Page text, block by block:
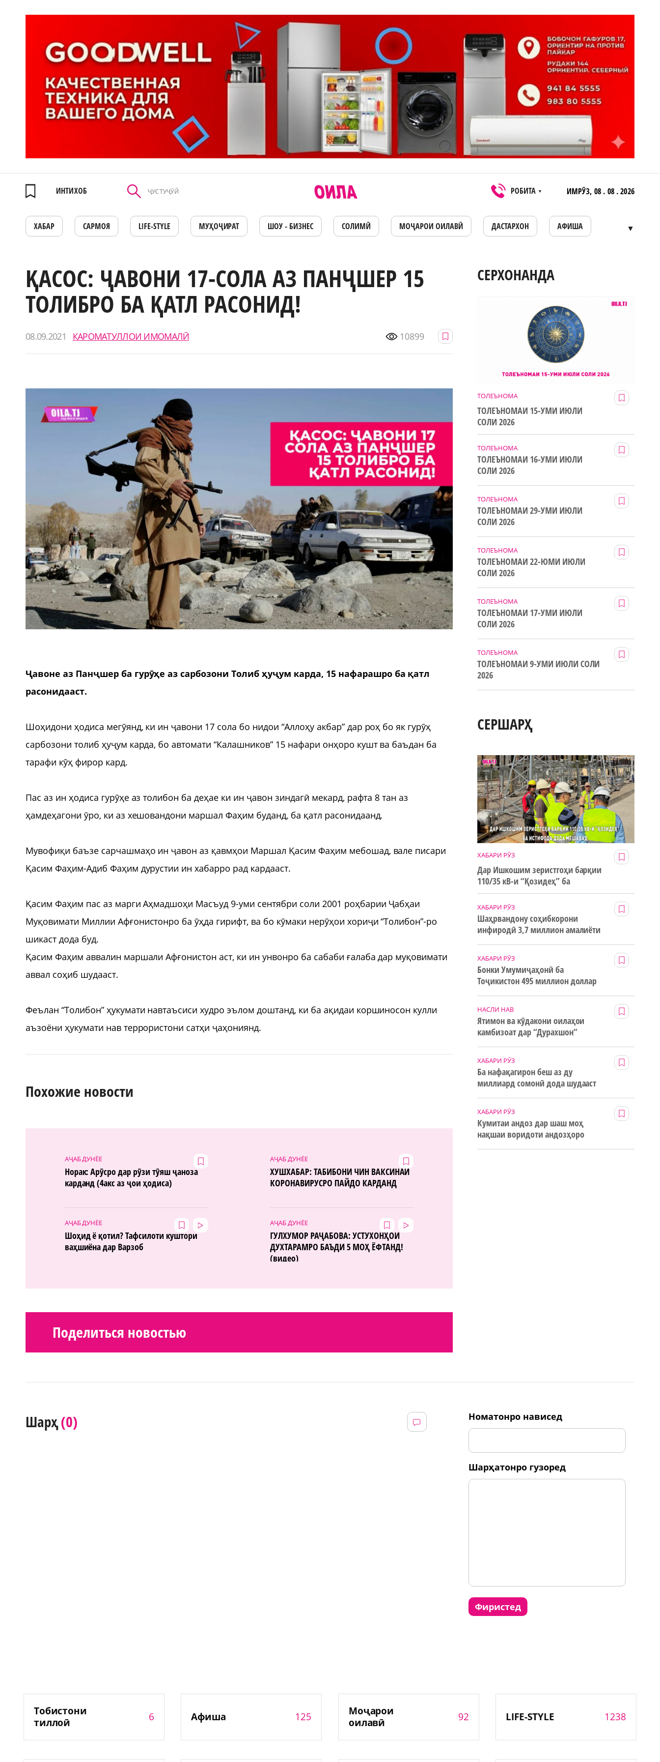
ИНТИХОБ РОБИТА ▼ ИМРӮЗ, 08 . 08 . 2026
ХАБАР САРМОЯ LIFE-STYLE МУҲОҶИРАТ ШОУ - БИЗНЕС СОЛИМӢ МОҶАРОИ ОИЛАВӢ ДАСТАРХОН АФИША ▼
ҚАСОС: ҶАВОНИ 17-СОЛА АЗ ПАНҶШЕР 15
ТОЛИБРО БА ҚАТЛ РАСОНИД!
08.09.2021 КАРОМАТУЛЛОИ ИМОМАЛӢ 10899
Ҷавоне аз Панҷшер ба гурӯҳе аз сарбозони Толиб ҳуҷум карда, 15 нафарашро ба қатл
расонидааст.
Шоҳидони ҳодиса мегӯянд, ки ин ҷавони 17 сола бо нидои “Аллоҳу акбар” дар роҳ бо як гурӯҳ
сарбозони толиб ҳуҷум карда, бо автомати “Калашников” 15 нафари онҳоро кушт ва баъдан ба
тарафи кӯҳ фирор кард.
Пас аз ин ҳодиса гурӯҳе аз толибон ба деҳае ки ин ҷавон зиндагӣ мекард, рафта 8 тан аз
ҳамдеҳагони ӯро, ки аз хешовандони маршал Фаҳим буданд, ба қатл расонидаанд.
Мувофиқи баъзе сарчашмаҳо ин ҷавон аз қавмҳои Маршал Қасим Фаҳим мебошад, вале писари
Қасим Фаҳим-Адиб Фаҳим дурустии ин хабарро рад кардааст.
Қасим Фаҳим пас аз марги Аҳмадшоҳи Масъуд 9-уми сентябри соли 2001 роҳбарии Ҷабҳаи
Муқовимати Миллии Афғонистонро ба ӯҳда гирифт, ва бо кӯмаки нерӯҳои хориҷи “Толибон”-ро
шикаст дода буд.
Қасим Фаҳим аввалин маршали Афғонистон аст, ки ин унвонро ба сабаби ғалаба дар муқовимати
аввал соҳиб шудааст.
Феълан “Толибон” ҳукумати навтаъсиси худро эълом доштанд, ки ба ақидаи коршиносон кулли
аъзоёни ҳукумати нав террористони сатҳи ҷаҳониянд.
Похожие новости
АҶАБ ДУНЁЕ
Норак: Арӯсро дар рӯзи тӯяш ҷаноза
карданд (4акс аз ҷои ҳодиса)
АҶАБ ДУНЁЕ
ХУШХАБАР: ТАБИБОНИ ЧИН ВАКСИНАИ
КОРОНАВИРУСРО ПАЙДО КАРДАНД
АҶАБ ДУНЁЕ
Шоҳид ё қотил? Тафсилоти куштори
ваҳшиёна дар Варзоб
АҶАБ ДУНЁЕ
ГУЛХУМОР РАҶАБОВА: УСТУХОНҲОИ
ДУХТАРАМРО БАЪДИ 5 МОҲ ЁФТАНД!
(видео)
Поделиться новостью
СЕРХОНАНДА
ТОЛЕЪНОМА
ТОЛЕЪНОМАИ 15-УМИ ИЮЛИ
СОЛИ 2026
ТОЛЕЪНОМА
ТОЛЕЪНОМАИ 16-УМИ ИЮЛИ
СОЛИ 2026
ТОЛЕЪНОМА
ТОЛЕЪНОМАИ 29-УМИ ИЮЛИ
СОЛИ 2026
ТОЛЕЪНОМА
ТОЛЕЪНОМАИ 22-ЮМИ ИЮЛИ
СОЛИ 2026
ТОЛЕЪНОМА
ТОЛЕЪНОМАИ 17-УМИ ИЮЛИ
СОЛИ 2026
ТОЛЕЪНОМА
ТОЛЕЪНОМАИ 9-УМИ ИЮЛИ СОЛИ
2026
СЕРШАРҲ
ХАБАРИ РӮЗ
Дар Ишкошим зеристгоҳи барқии
110/35 кВ-и “Қозидеҳ” ба
истифода дода мешавад
ХАБАРИ РӮЗ
Шаҳрвандону соҳибкорони
инфиродӣ 3,7 миллион амалиёти
ХАБАРИ РӮЗ
Бонки Умумиҷаҳонӣ ба
Тоҷикистон 495 миллион доллар
НАСЛИ НАВ
Ятимон ва кӯдакони оилаҳои
камбизоат дар “Дурахшон”
ХАБАРИ РӮЗ
Ба нафақагирон беш аз ду
миллиард сомонӣ дода шудааст
ХАБАРИ РӮЗ
Кумитаи андоз дар шаш моҳ
нақшаи воридоти андозҳоро
Шарҳ(0) номатонро нависед
шарҳатонро гузоред
фиристед
Тобистони
тиллоӣ
6 Афиша 125
Моҷарои
оилавӣ
92 LIFE-STYLE 1238